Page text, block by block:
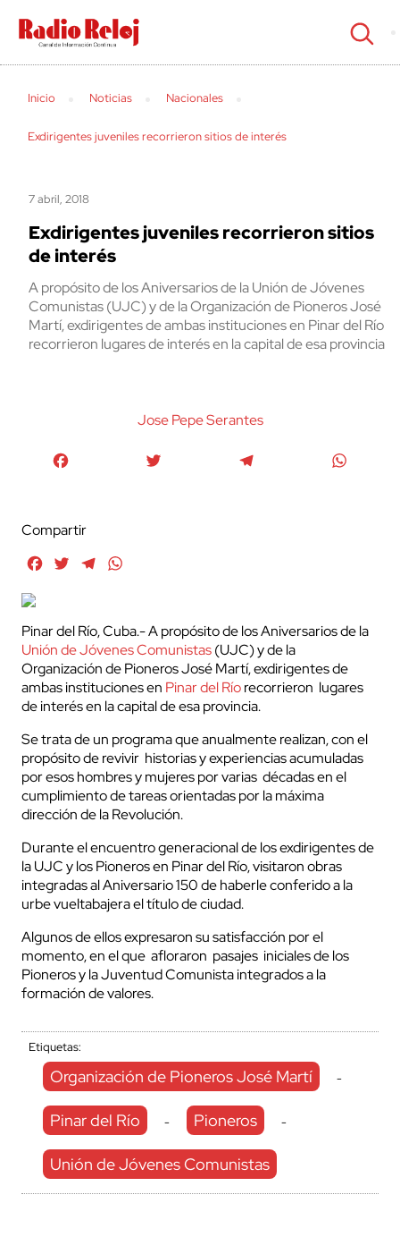
cerrar
Inicio Noticias Nacionales
Exdirigentes juveniles recorrieron sitios de interés
7 abril, 2018
Exdirigentes juveniles recorrieron sitios
de interés
A propósito de los Aniversarios de la Unión de Jóvenes
Comunistas (UJC) y de la Organización de Pioneros José
Martí, exdirigentes de ambas instituciones en Pinar del Río
recorrieron lugares de interés en la capital de esa provincia
Jose Pepe Serantes
Compartir
FacebookTwitterTelegram
Pinar del Río, Cuba.- A propósito de los Aniversarios de la
Unión de Jóvenes Comunistas(UJC) y de la
Organización de Pioneros José Martí, exdirigentes de
ambas instituciones en Pinar del Ríorecorrieron lugares
de interés en la capital de esa provincia.
Se trata de un programa que anualmente realizan, con el
propósito de revivir historias y experiencias acumuladas
por esos hombres y mujeres por varias décadas en el
cumplimiento de tareas orientadas por la máxima
dirección de la Revolución.
Durante el encuentro generacional de los exdirigentes de
la UJC y los Pioneros en Pinar del Río, visitaron obras
integradas al Aniversario 150 de haberle conferido a la
urbe vueltabajera el título de ciudad.
Algunos de ellos expresaron su satisfacción por el
momento, en el que afloraron pasajes iniciales de los
Pioneros y la Juventud Comunista integrados a la
formación de valores.
Etiquetas:
Organización de Pioneros José Martí -
Pinar del Río - Pioneros -
Unión de Jóvenes Comunistas